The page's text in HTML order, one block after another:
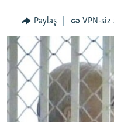
QANUNI DOĞRU
ARAŞDIRMA
MULTIMEDIA
VIDEO
FOTOQALEREYA
RADIO ARXIV
OXU ZALI
HAQQIMIZDA
Paylaş VPN-siz